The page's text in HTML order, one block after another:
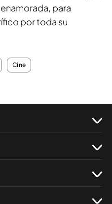
para
por toda su
Cine